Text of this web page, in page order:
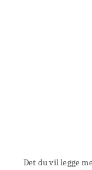
Det du vil legge